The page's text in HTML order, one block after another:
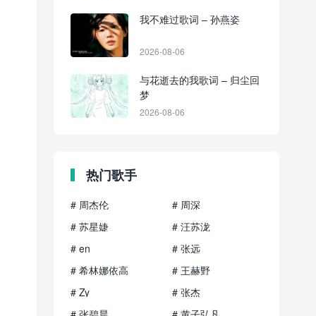
我不难过歌词 – 孙燕姿
2026-08-06
与花逝去的我歌词 – 归尘回
梦
2026-08-06
热门歌手
# 周杰伦
# 周深
# 苏星婕
# 汪苏泷
# en
# 张远
# 希林娜依高
# 王赫野
# Zy
# 张杰